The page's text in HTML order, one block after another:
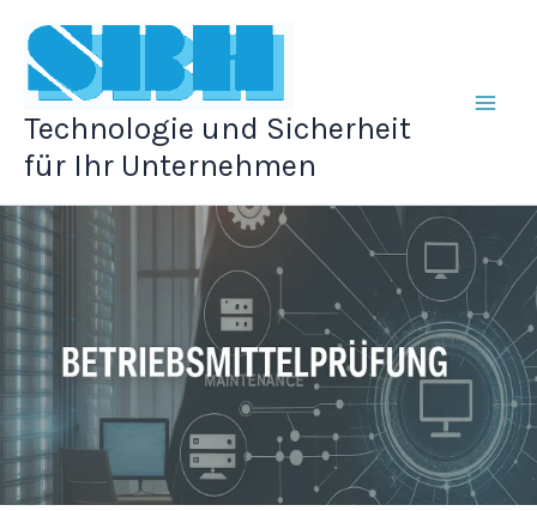
Inhalt
springen
Technologie und Sicherheit
für Ihr Unternehmen